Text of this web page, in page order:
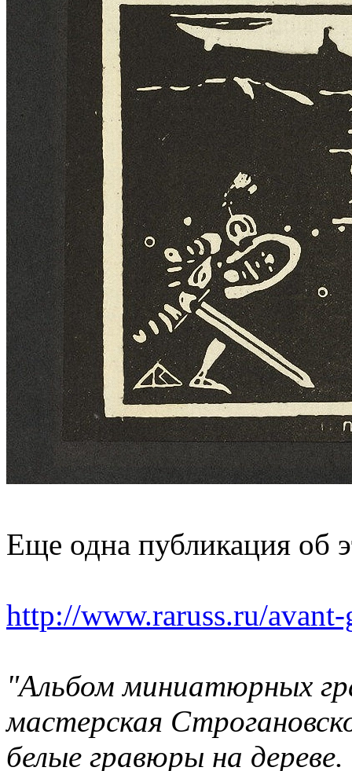
Еще одна публикация об
http://www.raruss.ru/
"Альбом миниатюрных
мастерская
белые гравюры на дереве.